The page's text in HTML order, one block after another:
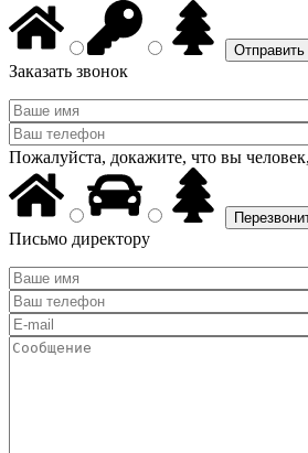
Заказать звонок
Пожалуйста, докажите, что вы
Письмо директору